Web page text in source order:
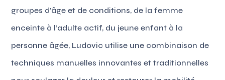
groupes d’âge et de conditions, de la femme
enceinte à l’adulte actif, du jeune enfant à la
personne âgée, Ludovic utilise une combinaison de
techniques manuelles innovantes et traditionnelles